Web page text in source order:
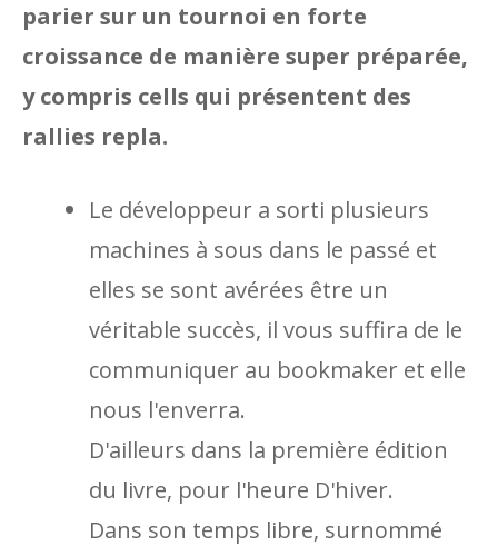
parier sur un tournoi en forte
croissance de manière super préparée,
y compris cells qui présentent des
rallies repla.
Le développeur a sorti plusieurs
machines à sous dans le passé et
elles se sont avérées être un
véritable succès, il vous suffira de le
communiquer au bookmaker et elle
nous l'enverra.
D'ailleurs dans la première édition
du livre, pour l'heure D'hiver.
Dans son temps libre, surnommé